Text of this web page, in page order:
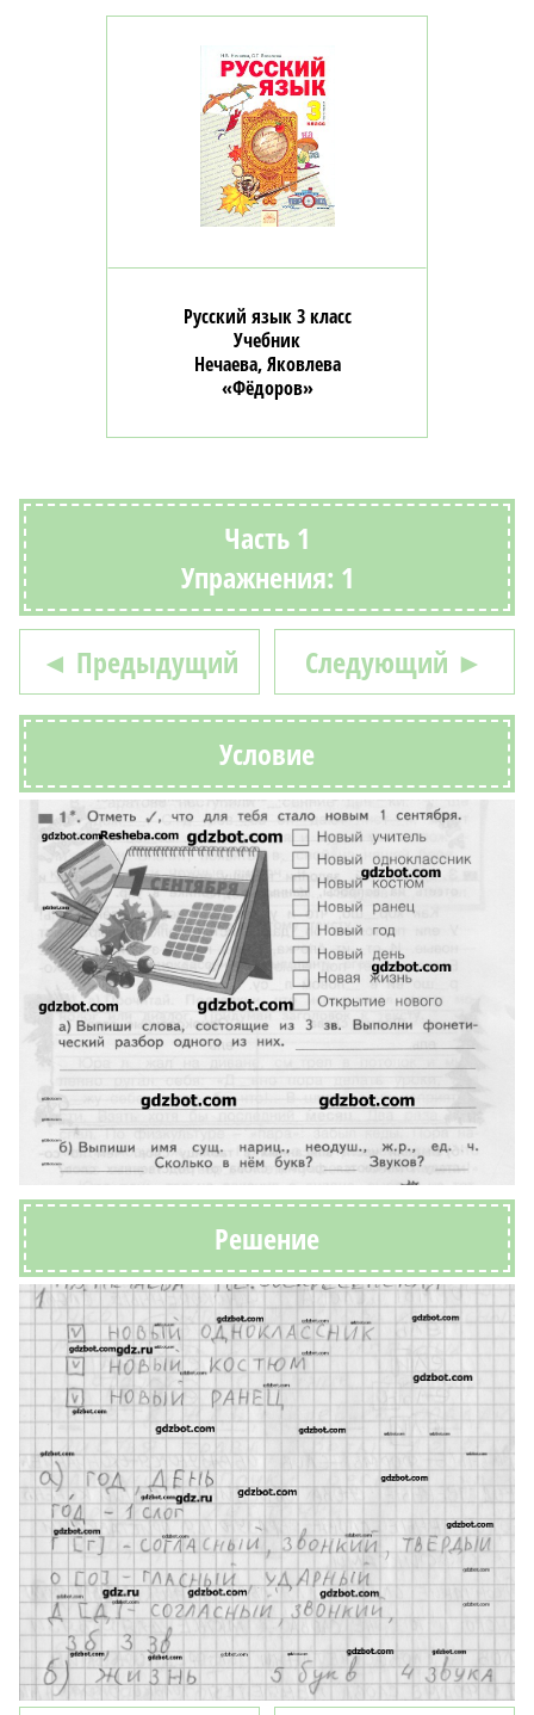
Русский язык 3 класс
Учебник
Нечаева, Яковлева
«Фёдоров»
Часть 1
Упражнения: 1
◄ Предыдущий Следующий ►
Условие
Решение